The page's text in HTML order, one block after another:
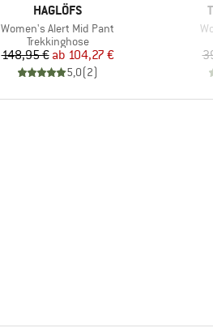
MARKE
HAGLÖFS
Artikel
Women's Alert Mid Pant
Produktgruppe
Trekkinghose
Preis
148,95 € reduzierter Preis
ab 104,27 €
5,0(2)